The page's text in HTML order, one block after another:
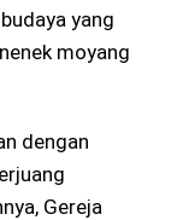
yang
moyang
dengan
Gereja